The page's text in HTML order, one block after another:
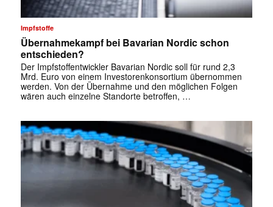
Impfstoffe
Übernahmekampf bei Bavarian Nordic schon
entschieden?
Der Impfstoffentwickler Bavarian Nordic soll für rund 2,3
Mrd. Euro von einem Investorenkonsortium übernommen
werden. Von der Übernahme und den möglichen Folgen
wären auch einzelne Standorte betroffen, …